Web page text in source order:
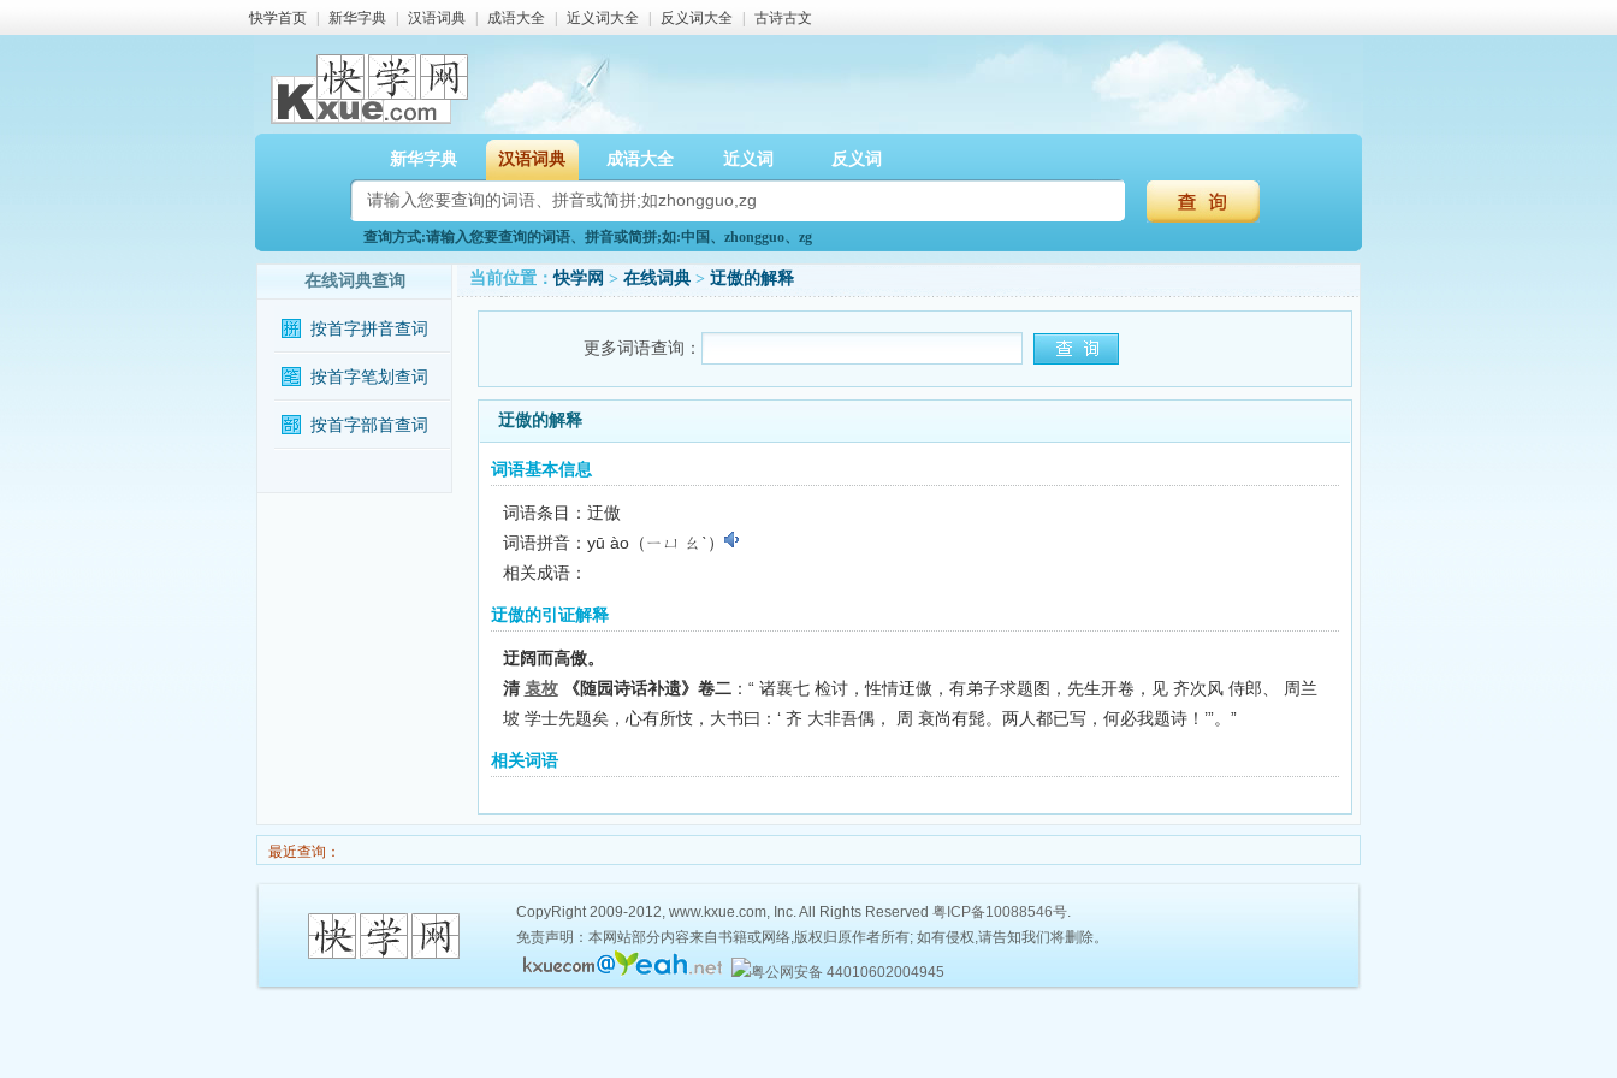
快学首页 新华字典 汉语词典 成语大全 近义词大全 反义词大全 古诗古文
新华字典 汉语词典 成语大全 近义词 反义词
查询方式:请输入您要查询的词语、拼音或简拼;如:中国、zhongguo、zg
在线词典查询
按首字拼音查词
按首字笔划查词
按首字部首查词
当前位置：快学网 > 在线词典 > 迂傲的解释
更多词语查询：
迂傲的解释
词语基本信息
词语条目：迂傲
词语拼音：yū ào（ㄧㄩ ㄠˋ）
相关成语：
迂傲的引证解释
迂阔而高傲。
清 袁枚《随园诗话补遗》卷二：“ 诸襄七 检讨，性情迂傲，有弟子求题图，先生开卷，见 齐次风 侍郎、 周兰
坡 学士先题矣，心有所忮，大书曰：‘ 齐 大非吾偶， 周 衰尚有髭。两人都已写，何必我题诗！’”。”
相关词语
最近查询：
CopyRight 2009-2012, www.kxue.com, Inc. All Rights Reserved 粤ICP备10088546号.
免责声明：本网站部分内容来自书籍或网络,版权归原作者所有; 如有侵权,请告知我们将删除。
粤公网安备 44010602004945